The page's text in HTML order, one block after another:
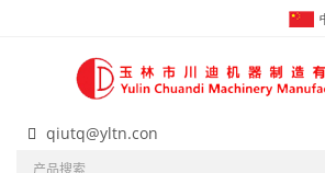
qiutq@yltn.con